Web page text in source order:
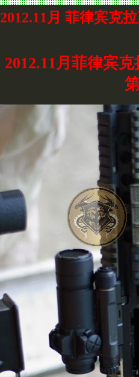
2012.11月 菲律宾克
2012.11月菲律宾